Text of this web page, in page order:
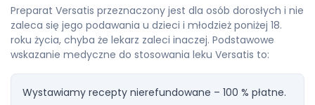
Preparat Versatis przeznaczony jest dla osób dorosłych i nie
zaleca się jego podawania u dzieci i młodzież poniżej 18.
roku życia, chyba że lekarz zaleci inaczej. Podstawowe
wskazanie medyczne do stosowania leku Versatis to:
Wystawiamy recepty nierefundowane – 100 % płatne.